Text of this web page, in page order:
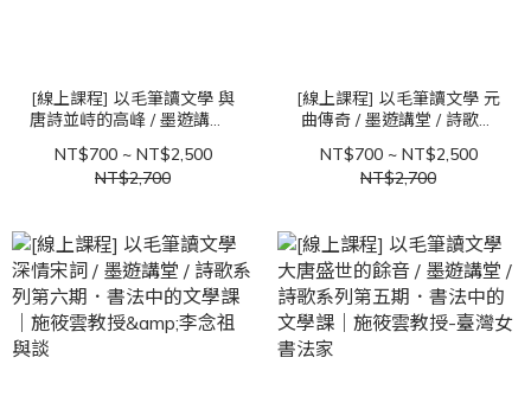
[線上課程] 以毛筆讀文學 與
唐詩並峙的高峰 / 墨遊講堂 /
詩歌第八期 ．書法中的文學
課｜施筱雲教授&李念祖與
談
NT$700 ~ NT$2,500
NT$2,700
[線上課程] 以毛筆讀文學 元
曲傳奇 / 墨遊講堂 / 詩歌系
列第七期．書法中的文學課
｜施筱雲教授&馬薇茜與談
NT$700 ~ NT$2,500
NT$2,700